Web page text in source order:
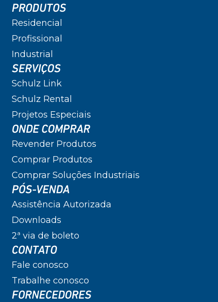
PRODUTOS
Residencial
Profissional
Industrial
SERVIÇOS
Schulz Link
Schulz Rental
Projetos Especiais
ONDE COMPRAR
Revender Produtos
Comprar Produtos
Comprar Soluções Industriais
PÓS-VENDA
Assistência Autorizada
Downloads
2ª via de boleto
CONTATO
Fale conosco
Trabalhe conosco
FORNECEDORES